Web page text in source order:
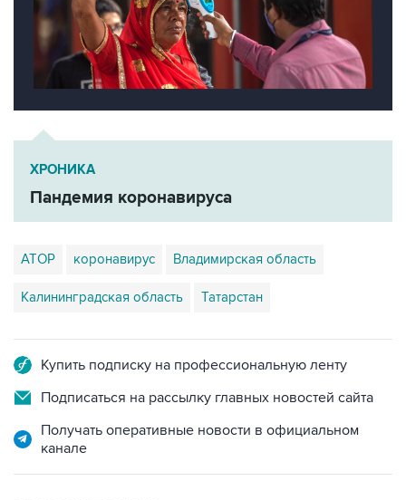
ХРОНИКА
Пандемия коронавируса
АТОР коронавирус Владимирская область
Калининградская область Татарстан
Купить подписку на профессиональную ленту
Подписаться на рассылку главных новостей сайта
Получать оперативные новости в официальном
канале